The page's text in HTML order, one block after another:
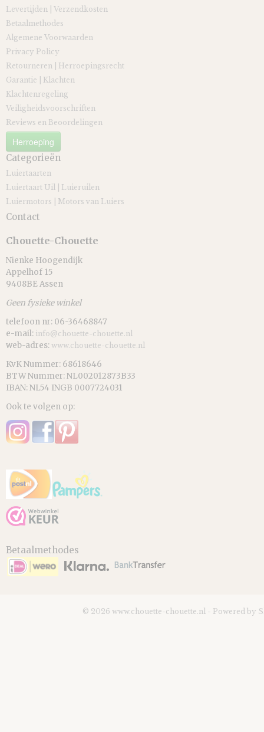
Levertijden | Verzendkosten
Betaalmethodes
Algemene Voorwaarden
Privacy Policy
Retourneren | Herroepingsrecht
Garantie | Klachten
Klachtenregeling
Veiligheidsvoorschriften
Reviews en Beoordelingen
Herroeping
Categorieën
Luiertaarten
Luiertaart Uil | Luieruilen
Luiermotors | Motors van Luiers
Contact
Chouette-Chouette
Nienke Hoogendijk
Appelhof 15
9408BE Assen
Geen fysieke winkel
telefoon nr: 06-36468847
e-mail: info@chouette-chouette.nl
web-adres: www.chouette-chouette.nl
KvK Nummer: 68618646
BTW Nummer: NL002012873B33
IBAN: NL54 INGB 0007724031
Ook te volgen op:
Betaalmethodes
© 2026 www.chouette-chouette.nl - Powered by